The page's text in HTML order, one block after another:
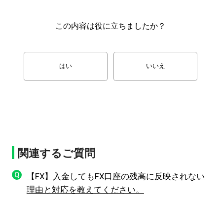
この内容は役に立ちましたか？
はい いいえ
関連するご質問
Q
【FX】入金してもFX口座の残高に反映されない
理由と対応を教えてください。